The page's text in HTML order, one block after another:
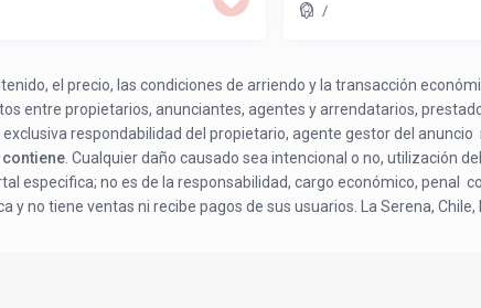
/
el precio, las condiciones de arriendo y la transacción
entre propietarios, anunciantes, agentes y arrendatarios,
exclusiva respondabilidad del propietario, agente gestor del anuncio
. Cualquier daño causado sea intencional o no, utilización
especifica; no es de la responsabilidad, cargo económico, penal
y no tiene ventas ni recibe pagos de sus usuarios. La Serena,